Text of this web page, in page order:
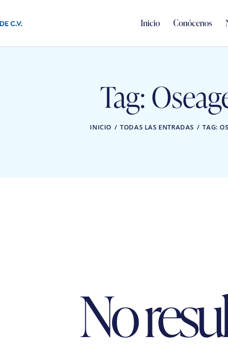
Inicio Conócenos
Tag:
INICIO TODAS LAS ENTRADAS TAG:
No